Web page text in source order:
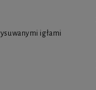
igłami